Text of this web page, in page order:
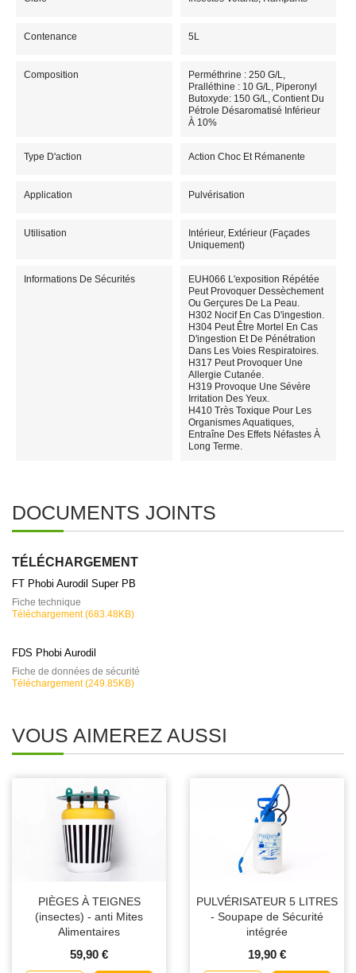
Contenance 5L
Composition
Perméthrine : 250 G/L,
Pralléthine : 10 G/L, Piperonyl
Butoxyde: 150 G/L, Contient Du
Pétrole Désaromatisé Inférieur
À 10%
Type D'action Action Choc Et Rémanente
Application Pulvérisation
Utilisation
Intérieur, Extérieur (Façades
Uniquement)
Informations De Sécurités
EUH066 L'exposition Répétée
Peut Provoquer Dessèchement
Ou Gerçures De La Peau.
H302 Nocif En Cas D'ingestion.
H304 Peut Être Mortel En Cas
D'ingestion Et De Pénétration
Dans Les Voies Respiratoires.
H317 Peut Provoquer Une
Allergie Cutanée.
H319 Provoque Une Sévère
Irritation Des Yeux.
H410 Très Toxique Pour Les
Organismes Aquatiques,
Entraîne Des Effets Néfastes À
Long Terme.
DOCUMENTS JOINTS
TÉLÉCHARGEMENT
FT Phobi Aurodil Super PB
Fiche technique
Téléchargement (683.48KB)
FDS Phobi Aurodil
Fiche de données de sécurité
Téléchargement (249.85KB)
VOUS AIMEREZ AUSSI
PIÈGES À TEIGNES
(insectes) - anti Mites
Alimentaires
59,90 €
PULVÉRISATEUR 5 LITRES
- Soupape de Sécurité
intégrée
19,90 €